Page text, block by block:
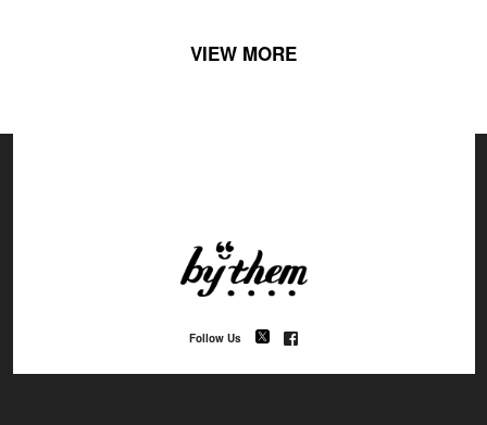
VIEW MORE
Follow Us